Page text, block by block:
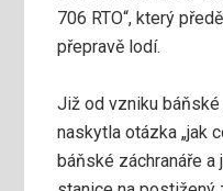
706 RTO“, který
přepravě lodí.
Již od vzniku
naskytla otázka „jak
báňské záchranáře